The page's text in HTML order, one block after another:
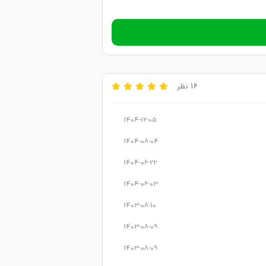
16 نظر
1404-12-05
1404-08-04
1404-06-22
1404-06-03
1403-08-10
1403-08-09
1403-08-09